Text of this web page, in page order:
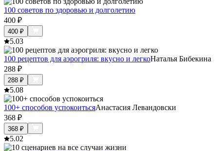
100 советов по здоровью и долголетию
400 ₽
400 ₽
5.03
100 рецептов для аэрогриля: вкусно и легкоНаталья Бибекина
288 ₽
288 ₽
5.08
100+ способов успокоитьсяАнастасия Левандовски
368 ₽
368 ₽
5.02